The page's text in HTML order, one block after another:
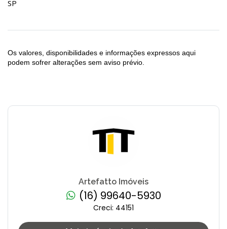
SP
Os valores, disponibilidades e informações expressos aqui
podem sofrer alterações sem aviso prévio.
Artefatto Imóveis
(16) 99640-5930
Creci: 44151